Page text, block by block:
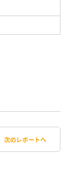
次のレポートへ